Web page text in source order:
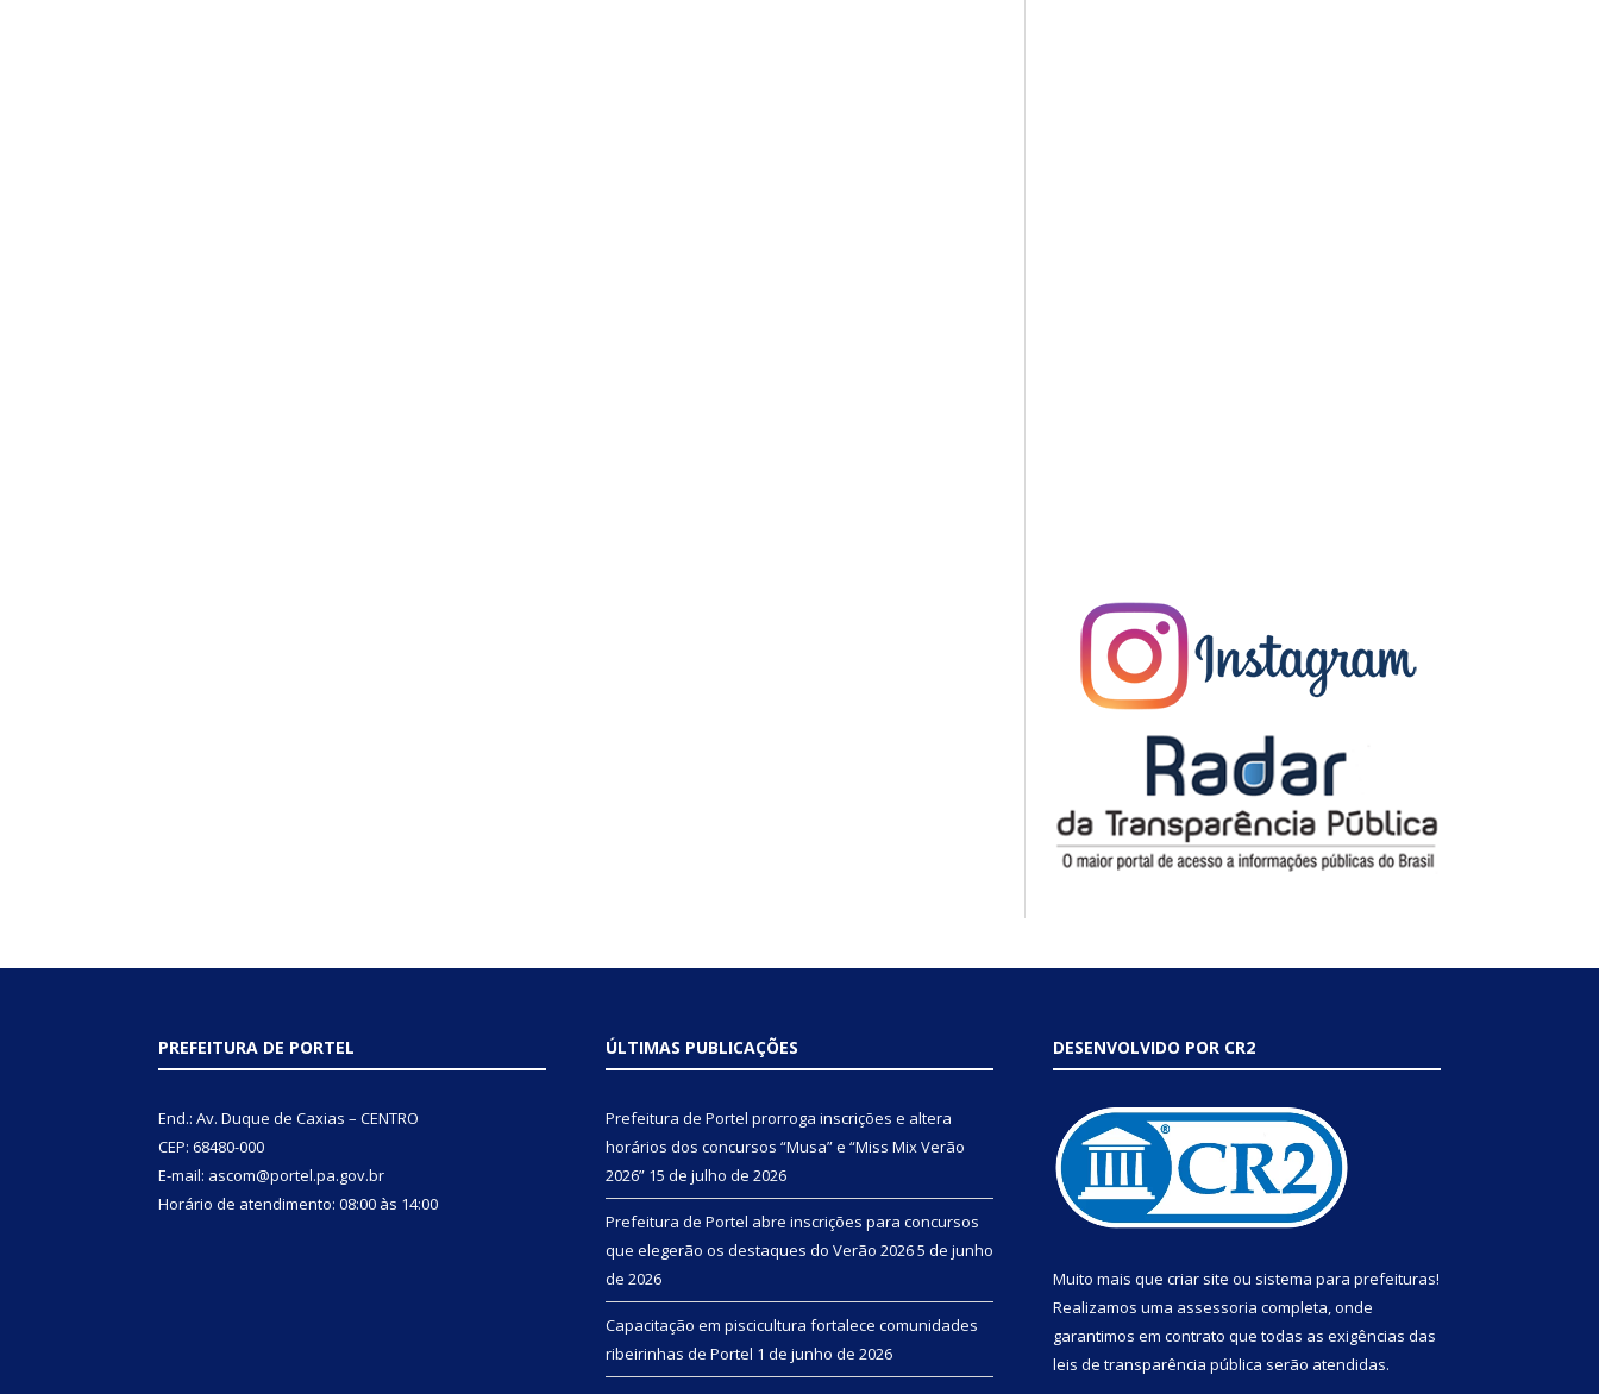
PREFEITURA DE PORTEL
End.: Av. Duque de Caxias – CENTRO
CEP: 68480-000
E-mail: ascom@portel.pa.gov.br
Horário de atendimento: 08:00 às 14:00
ÚLTIMAS PUBLICAÇÕES
Prefeitura de Portel prorroga inscrições e altera
horários dos concursos “Musa” e “Miss Mix Verão
2026” 15 de julho de 2026
Prefeitura de Portel abre inscrições para concursos
que elegerão os destaques do Verão 20265 de junho
de 2026
Capacitação em piscicultura fortalece comunidades
ribeirinhas de Portel 1 de junho de 2026
DESENVOLVIDO POR CR2
Muito mais que criar site ou sistema para prefeituras!
Realizamos uma assessoria completa, onde
garantimos em contrato que todas as exigências das
leis de transparência pública serão atendidas.